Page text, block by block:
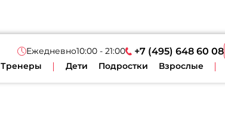
Ежедневно10:00 - 21:00 +7 (495) 648 60 08
Тренеры Дети Подростки Взрослые